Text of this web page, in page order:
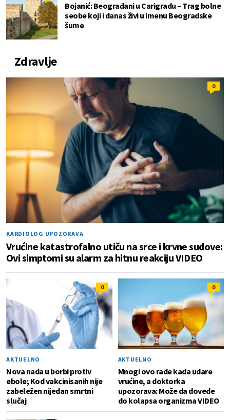
Bojanić: Beograđani u Carigradu – Тrag bolne
seobe koji i danas živi u imenu Beogradske
šume
Zdravlje
0
KARDIOLOG UPOZORAVA
Vrućine katastrofalno utiču na srce i krvne sudove:
Ovi simptomi su alarm za hitnu reakciju VIDEO
0
AKTUELNO
Nova nada u borbi protiv
ebole; Kod vakcinisanih nije
zabeležen nijedan smrtni
slučaj
0
AKTUELNO
Mnogi ovo rade kada udare
vrućine, a doktorka
upozorava: Može da dovede
do kolapsa organizma VIDEO